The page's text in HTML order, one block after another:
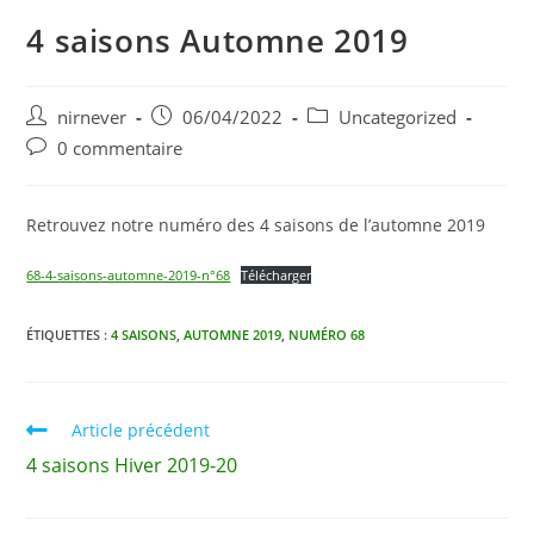
4 saisons Automne 2019
nirnever 06/04/2022
Uncategorized
0 commentaire
Retrouvez notre numéro des 4 saisons de l’automne 2019
68-4-saisons-automne-2019-n°68 Télécharger
ÉTIQUETTES :4 SAISONS AUTOMNE 2019 NUMÉRO 68
Article précédent
4 saisons Hiver 2019-20